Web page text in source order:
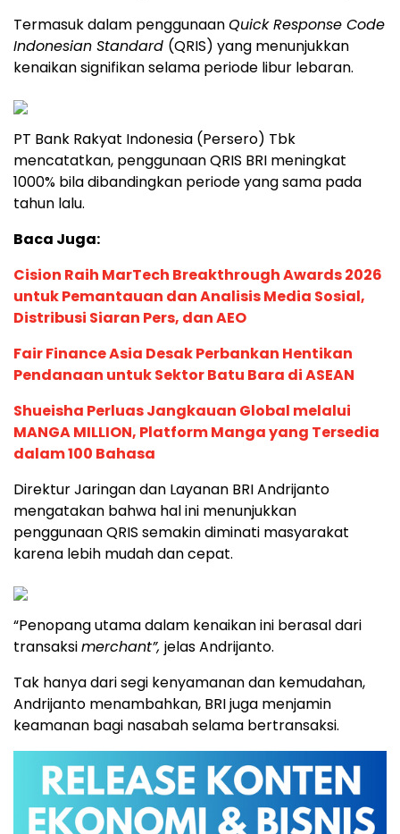
Termasuk dalam penggunaanQuick Response Code
Indonesian Standard (QRIS) yang menunjukkan
kenaikan signifikan selama periode libur lebaran.
PT Bank Rakyat Indonesia (Persero) Tbk
mencatatkan, penggunaan QRIS BRI meningkat
1000% bila dibandingkan periode yang sama pada
tahun lalu.
Baca Juga:
Cision Raih MarTech Breakthrough Awards 2026
untuk Pemantauan dan Analisis Media Sosial,
Distribusi Siaran Pers, dan AEO
Fair Finance Asia Desak Perbankan Hentikan
Pendanaan untuk Sektor Batu Bara di ASEAN
Shueisha Perluas Jangkauan Global melalui
MANGA MILLION, Platform Manga yang Tersedia
dalam 100 Bahasa
Direktur Jaringan dan Layanan BRI Andrijanto
mengatakan bahwa hal ini menunjukkan
penggunaan QRIS semakin diminati masyarakat
karena lebih mudah dan cepat.
“Penopang utama dalam kenaikan ini berasal dari
transaksimerchant”, jelas Andrijanto.
Tak hanya dari segi kenyamanan dan kemudahan,
Andrijanto menambahkan, BRI juga menjamin
keamanan bagi nasabah selama bertransaksi.